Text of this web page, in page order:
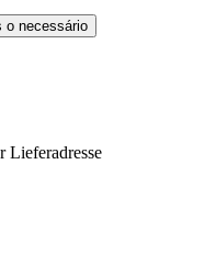
o necessário
Lieferadresse